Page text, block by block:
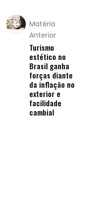
Matéria
Anterior
Turismo
estético no
Brasil ganha
forças diante
da inflação no
exterior e
facilidade
cambial